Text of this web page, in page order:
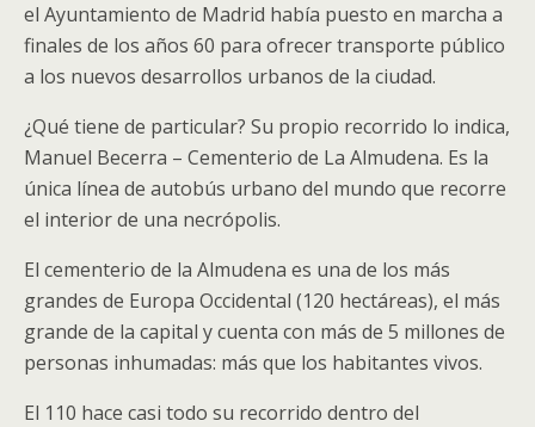
el Ayunta­miento de Madrid había puesto en marcha a
finales de los años 60 para ofrecer transporte público
a los nuevos desarrollos urbanos de la ciudad.
¿Qué tiene de particular? Su propio recorrido lo indica,
Manuel Becerra – Cementerio de La Almudena. Es la
única línea de autobús urbano del mundo que recorre
el interior de una necrópolis.
El cementerio de la Almudena es una de los más
grandes de Europa Occidental (120 hectáreas), el más
grande de la capital y cuenta con más de 5 millones de
personas inhumadas: más que los habitantes vivos.
El 110 hace casi todo su recorrido dentro del